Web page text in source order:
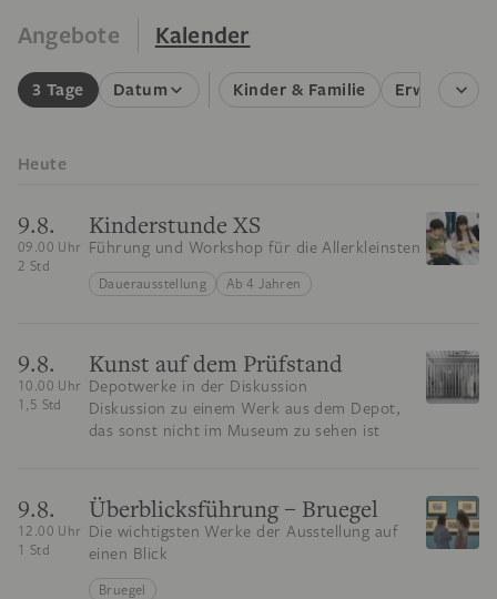
Angebote Kalender
3 Tage Datum Kinder & Familie Erwachsene
Heute
9.8.
09.00 Uhr
2 Std
Kinderstunde XS
Führung und Workshop für die Allerkleinsten
Dauerausstellung Ab 4 Jahren
9.8.
10.00 Uhr
1,5 Std
Kunst auf dem Prüfstand
Depotwerke in der Diskussion
Diskussion zu einem Werk aus dem Depot,
das sonst nicht im Museum zu sehen ist
9.8.
12.00 Uhr
1 Std
Überblicksführung – Bruegel
Die wichtigsten Werke der Ausstellung auf
einen Blick
Bruegel